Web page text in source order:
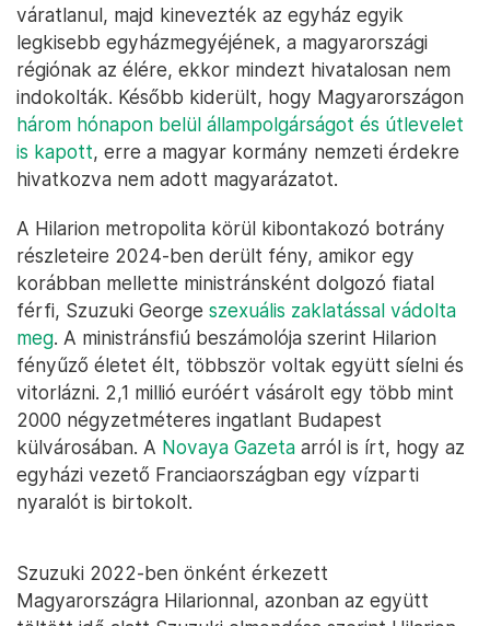
váratlanul, majd kinevezték az egyház egyik
legkisebb egyházmegyéjének, a magyarországi
régiónak az élére, ekkor mindezt hivatalosan nem
indokolták. Később kiderült, hogy Magyarországon
három hónapon belül állampolgárságot és útlevelet
is kapott, erre a magyar kormány nemzeti érdekre
hivatkozva nem adott magyarázatot.
A Hilarion metropolita körül kibontakozó botrány
részleteire 2024-ben derült fény, amikor egy
korábban mellette ministránsként dolgozó fiatal
férfi, Szuzuki George szexuális zaklatással vádolta
meg. A ministránsfiú beszámolója szerint Hilarion
fényűző életet élt, többször voltak együtt síelni és
vitorlázni. 2,1 millió euróért vásárolt egy több mint
2000 négyzetméteres ingatlant Budapest
külvárosában. A Novaya Gazeta arról is írt, hogy az
egyházi vezető Franciaországban egy vízparti
nyaralót is birtokolt.
Szuzuki 2022-ben önként érkezett
Magyarországra Hilarionnal, azonban az együtt